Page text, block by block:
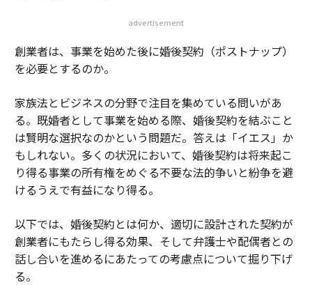
advertisement
創業者は、事業を始めた後に婚後契約（ポストナップ）
を必要とするのか。
家族法とビジネスの分野で注目を集めている問いがあ
る。既婚者として事業を始める際、婚後契約を結ぶこと
は賢明な選択なのかという問題だ。答えは「イエス」か
もしれない。多くの状況において、婚後契約は将来起こ
り得る事業の所有権をめぐる不要な法的争いと紛争を避
けるうえで有益になり得る。
以下では、婚後契約とは何か、適切に設計された契約が
創業者にもたらし得る効果、そして弁護士や配偶者との
話し合いを進めるにあたっての考慮点について掘り下げ
る。